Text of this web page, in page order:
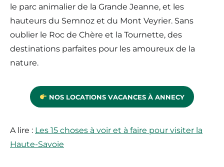
le parc animalier de la Grande Jeanne, et les
hauteurs du Semnoz et du Mont Veyrier. Sans
oublier le Roc de Chère et la Tournette, des
destinations parfaites pour les amoureux de la
nature.
NOS LOCATIONS VACANCES À ANNECY
A lire : Les 15 choses à voir et à faire pour visiter la
Haute-Savoie